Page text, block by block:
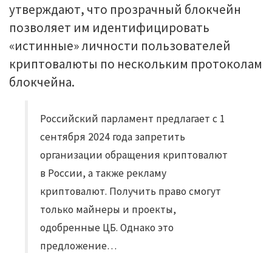
утверждают, что прозрачный блокчейн
позволяет им идентифицировать
«истинные» личности пользователей
криптовалюты по нескольким протоколам
блокчейна.
Российский парламент предлагает с 1
сентября 2024 года запретить
организации обращения криптовалют
в России, а также рекламу
криптовалют. Получить право смогут
только майнеры и проекты,
одобренные ЦБ. Однако это
предложение…